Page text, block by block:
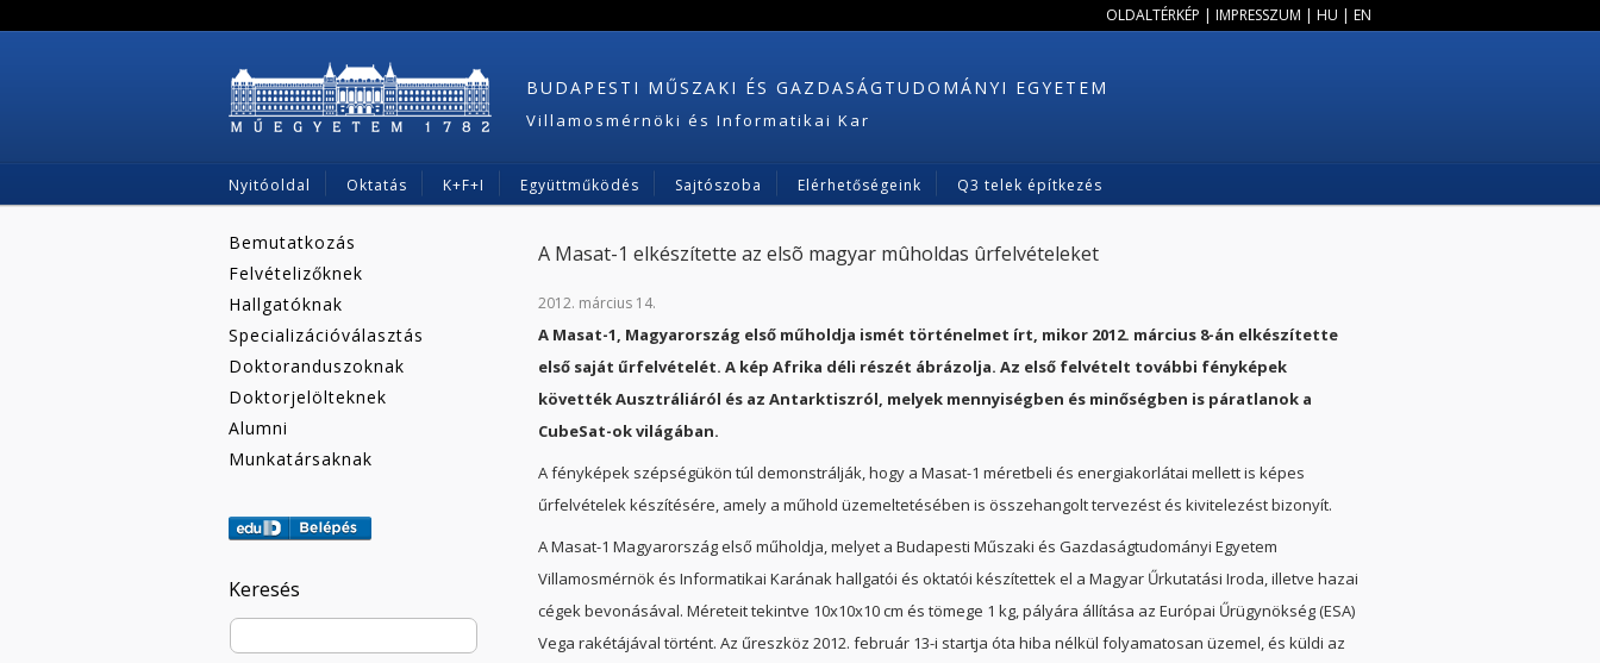
OLDALTÉRKÉP | IMPRESSZUM | HU | EN
BUDAPESTI MŰSZAKI ÉS GAZDASÁGTUDOMÁNYI EGYETEM
Villamosmérnöki és Informatikai Kar
Nyitóoldal Oktatás K+F+I Együttműködés Sajtószoba Elérhetőségeink Q3 telek építkezés
Bemutatkozás
Felvételizőknek
Hallgatóknak
Specializációválasztás
Doktoranduszoknak
Doktorjelölteknek
Alumni
Munkatársaknak
Keresés
A Masat-1 elkészítette az elsõ magyar mûholdas ûrfelvételeket
2012. március 14.
A Masat-1, Magyarország első műholdja ismét történelmet írt, mikor 2012. március 8-án elkészítette
első saját űrfelvételét. A kép Afrika déli részét ábrázolja. Az első felvételt további fényképek
követték Ausztráliáról és az Antarktiszról, melyek mennyiségben és minőségben is páratlanok a
CubeSat-ok világában.
A fényképek szépségükön túl demonstrálják, hogy a Masat-1 méretbeli és energiakorlátai mellett is képes
űrfelvételek készítésére, amely a műhold üzemeltetésében is összehangolt tervezést és kivitelezést bizonyít.
A Masat-1 Magyarország első műholdja, melyet a Budapesti Műszaki és Gazdaságtudományi Egyetem
Villamosmérnök és Informatikai Karának hallgatói és oktatói készítettek el a Magyar Űrkutatási Iroda, illetve hazai
cégek bevonásával. Méreteit tekintve 10x10x10 cm és tömege 1 kg, pályára állítása az Európai Űrügynökség (ESA)
Vega rakétájával történt. Az űreszköz 2012. február 13-i startja óta hiba nélkül folyamatosan üzemel, és küldi az